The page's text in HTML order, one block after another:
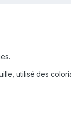
utilisé des